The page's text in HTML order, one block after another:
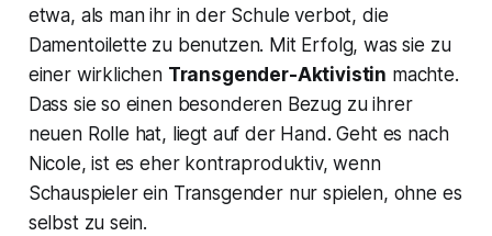
etwa, als man ihr in der Schule verbot, die
Damentoilette zu benutzen. Mit Erfolg, was sie zu
einer wirklichen Transgender-Aktivistin machte.
Dass sie so einen besonderen Bezug zu ihrer
neuen Rolle hat, liegt auf der Hand. Geht es nach
Nicole, ist es eher kontraproduktiv, wenn
Schauspieler ein Transgender nur spielen, ohne es
selbst zu sein.